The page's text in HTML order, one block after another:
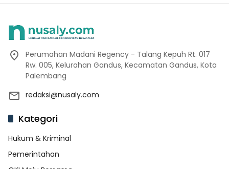
Perumahan Madani Regency - Talang Kepuh Rt. 017
Rw. 005, Kelurahan Gandus, Kecamatan Gandus, Kota
Palembang
redaksi@nusaly.com
Kategori
Hukum & Kriminal
Pemerintahan